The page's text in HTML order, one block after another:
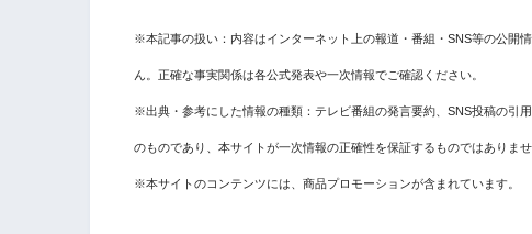
※本記事の扱い：内容はインターネット上の報道・番組・SNS等の公開
ん。正確な事実関係は各公式発表や一次情報でご確認ください。
※出典・参考にした情報の種類：テレビ番組の発言要約、SNS投稿の引
のものであり、本サイトが一次情報の正確性を保証するものではありませ
※本サイトのコンテンツには、商品プロモーションが含まれています。